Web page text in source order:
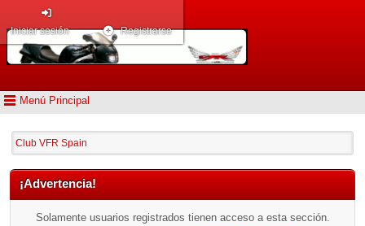
Menú Principal
Iniciar sesión Registrarse
Club VFR Spain
¡Advertencia!
Solamente usuarios registrados tienen acceso a esta sección.